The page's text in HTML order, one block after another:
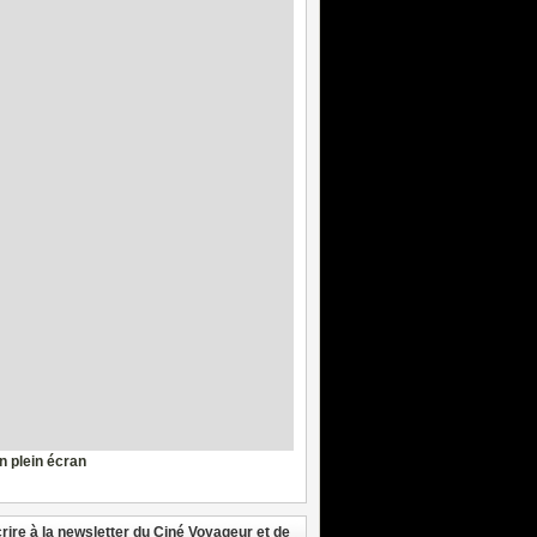
plein écran
à la newsletter du Ciné Voyageur et de